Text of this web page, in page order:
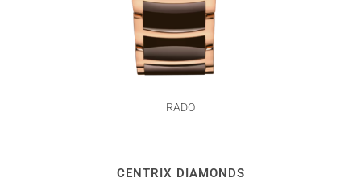
RADO
CENTRIX DIAMONDS